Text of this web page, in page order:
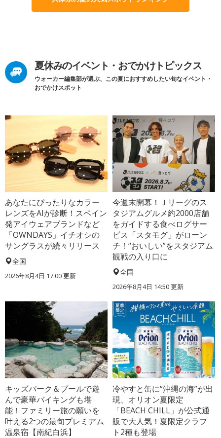
夏休みのイベント・おでかけトピックス
ウォーカー編集部が選ぶ、この夏におすすめしたい旬なイベント・
おでかけスポット
あなたにぴったりなカラー
レンズをAIが診断！スペイン
発アイウェアブランドなど
「OWNDAYS」イチオシの
サングラスが続々リリース
全国
2026年8月4日 17:00更新
今週末開幕！Ｊリーグのス
タジアムグルメ約2000店舗
をガイドする食べログサー
ビス「スタモグ」がローン
チ！“おいしい”をスタジアム
観戦の入り口に
全国
2026年8月4日 14:50更新
キッズパーク＆プールで遊
んで豪華バイキングも堪
能！ファミリー旅の願いを
叶える2つの最旬プレミアム
温泉宿【南紀白浜】
冷やすと缶に“沖縄の海”が出
現、オリオン夏限定
「BEACH CHILL」が公式通
販で大人気！夏限定クラフ
ト2種も登場